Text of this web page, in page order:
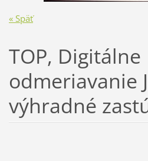
« Späť
TOP, Digitálne
odmeriavanie
výhradné